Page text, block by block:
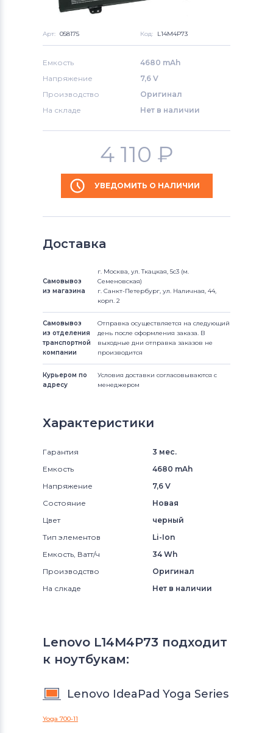
Арт: 058175 Код: L14M4P73
Емкость
4680 mAh
Напряжение
7,6 V
Производство
Оригинал
На складе
Нет в наличии
4 110 ₽
УВЕДОМИТЬ О НАЛИЧИИ
Доставка
Самовывоз
из магазина
г. Москва, ул. Ткацкая, 5с3 (м.
Семеновская)
г. Санкт-Петербург, ул. Наличная, 44,
корп. 2
Самовывоз
из отделения
транспортной
компании
Отправка осуществляется на следующий
день после оформления заказа. В
выходные дни отправка заказов не
производится
Курьером по
адресу
Условия доставки согласовываются с
менеджером
Характеристики
Гарантия
3 мес.
Емкость
4680 mAh
Напряжение
7,6 V
Состояние
Новая
Цвет
черный
Тип элементов
Li-Ion
Емкость, Ватт/ч
34 Wh
Производство
Оригинал
На слкаде
Нет в наличии
Lenovo L14M4P73 подходит
к ноутбукам:
Lenovo IdeaPad Yoga Series
Yoga 700-11